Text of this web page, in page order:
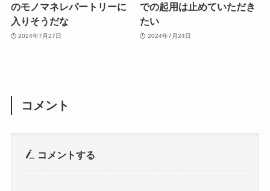
のモノマネレパートリーに
入りそうだな
2024年7月27日
での起用は止めていただき
たい
2024年7月24日
コメント
コメントする